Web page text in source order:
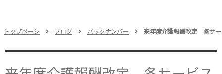
トップページ ブログ バックナンバー 来年度介護報酬改定 各サ